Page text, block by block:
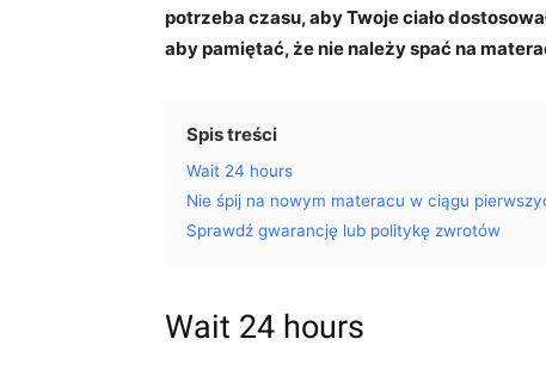
potrzeba czasu, aby Twoje ciało
aby pamiętać, że nie należy spać na
Spis treści
Wait 24 hours
Nie śpij na nowym materacu w ciągu
Sprawdź gwarancję lub politykę zwrotów
Wait 24 hours